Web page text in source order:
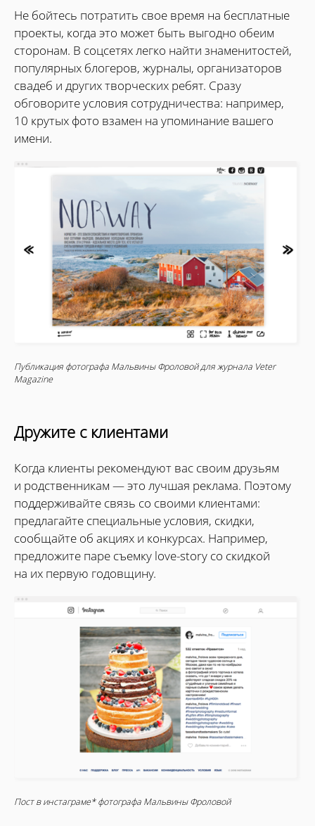
Не бойтесь потратить свое время на бесплатные
проекты, когда это может быть выгодно обеим
сторонам. В соцсетях легко найти знаменитостей,
популярных блогеров, журналы, организаторов
свадеб и других творческих ребят. Сразу
обговорите условия сотрудничества: например,
10 крутых фото взамен на упоминание вашего
имени.
Публикация фотографа Мальвины Фроловой для журнала Veter
Magazine
Дружите с клиентами
Когда клиенты рекомендуют вас своим друзьям
и родственникам — это лучшая реклама. Поэтому
поддерживайте связь со своими клиентами:
предлагайте специальные условия, скидки,
сообщайте об акциях и конкурсах. Например,
предложите паре съемку love-story со скидкой
на их первую годовщину.
Пост в инстаграме* фотографа Мальвины Фроловой